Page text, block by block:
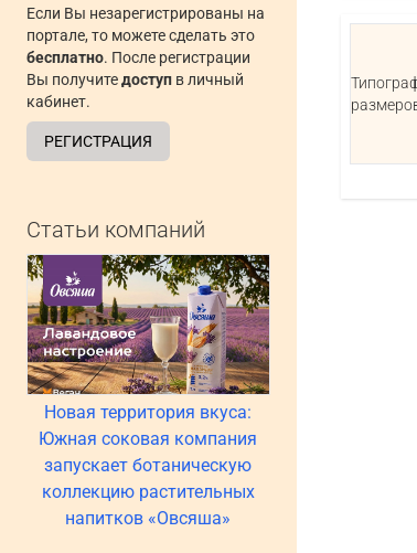
Если Вы незарегистрированы на
портале, то можете сделать это
бесплатно. После регистрации
Вы получитедоступ в личный
кабинет.
РЕГИСТРАЦИЯ
Статьи компаний
Новая территория вкуса:
Южная соковая компания
запускает ботаническую
коллекцию растительных
напитков «Овсяша»